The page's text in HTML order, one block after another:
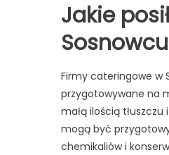
Jakie
Firmy cateringowe w
przygotowywane na
małą ilością tłuszczu
mogą być
chemikaliów i